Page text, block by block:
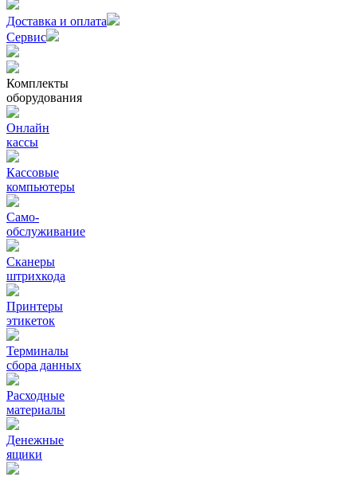
Доставка и оплата
Сервис
Комплекты
оборудования
Онлайн
кассы
Кассовые
компьютеры
Само-
обслуживание
Сканеры
штрихкода
Принтеры
этикеток
Терминалы
сбора данных
Расходные
материалы
Денежные
ящики